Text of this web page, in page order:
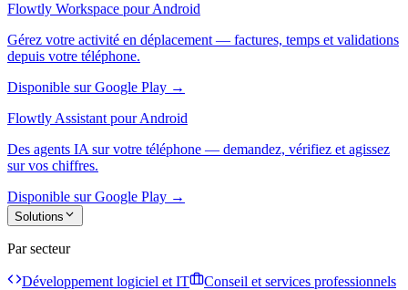
Flowtly Workspace pour Android
Gérez votre activité en déplacement — factures, temps et validations
depuis votre téléphone.
Disponible sur Google Play →
Flowtly Assistant pour Android
Des agents IA sur votre téléphone — demandez, vérifiez et agissez
sur vos chiffres.
Disponible sur Google Play →
Solutions
Par secteur
Développement logiciel et IT
Conseil et services professionnels